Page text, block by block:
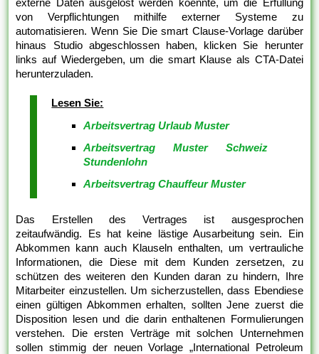
externe Daten ausgelöst werden koennte, um die Erfüllung
von Verpflichtungen mithilfe externer Systeme zu
automatisieren. Wenn Sie Die smart Clause-Vorlage darüber
hinaus Studio abgeschlossen haben, klicken Sie herunter
links auf Wiedergeben, um die smart Klause als CTA-Datei
herunterzuladen.
Lesen Sie:
Arbeitsvertrag Urlaub Muster
Arbeitsvertrag Muster Schweiz
Stundenlohn
Arbeitsvertrag Chauffeur Muster
Das Erstellen des Vertrages ist ausgesprochen
zeitaufwändig. Es hat keine lästige Ausarbeitung sein. Ein
Abkommen kann auch Klauseln enthalten, um vertrauliche
Informationen, die Diese mit dem Kunden zersetzen, zu
schützen des weiteren den Kunden daran zu hindern, Ihre
Mitarbeiter einzustellen. Um sicherzustellen, dass Ebendiese
einen gültigen Abkommen erhalten, sollten Jene zuerst die
Disposition lesen und die darin enthaltenen Formulierungen
verstehen. Die ersten Verträge mit solchen Unternehmen
sollen stimmig der neuen Vorlage „International Petroleum